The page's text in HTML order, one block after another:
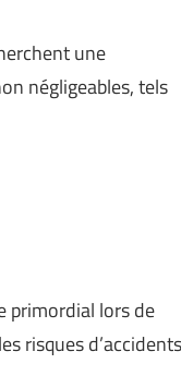
une
négligeables, tels
primordial lors de
risques d’accidents